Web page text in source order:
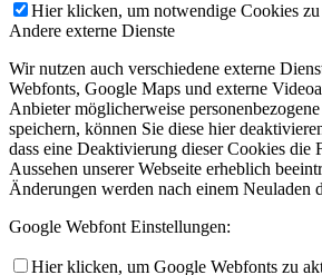
Hier klicken, um notwendige Cookies
Andere externe Dienste
Wir nutzen auch verschiedene externe
Webfonts, Google Maps und externe
Anbieter möglicherweise
speichern, können Sie diese hier
dass eine Deaktivierung dieser Cookies die
Aussehen unserer Webseite erheblich
Änderungen werden nach einem Neuladen
Google Webfont Einstellungen:
Hier klicken, um Google Webfonts zu